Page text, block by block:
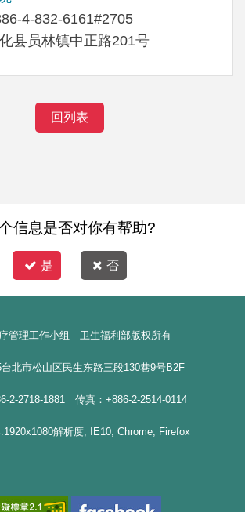
4-832-6161#2705
县员林镇中正路201号
回列表
信息是否对你有帮助?
是 否
管理工作小组 卫生福利部版权所有
北市松山区民生东路三段130巷9号B2F
2-2718-1881 传真：+886-2-2514-0114
解析度, IE10, Chrome, Firefox